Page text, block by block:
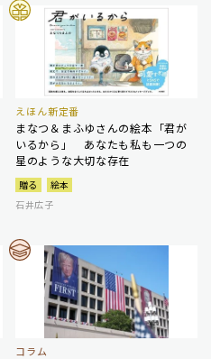
えほん新定番
まなつ＆まふゆさんの絵本「君が
いるから」 あなたも私も一つの
星のような大切な存在
贈る
絵本
石井広子
コラム